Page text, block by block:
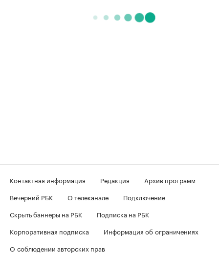
Контактная информация Редакция
Архив программ
Вечерний РБК
О телеканале
Подключение
Скрыть баннеры на РБК
Подписка на РБК
Корпоративная подписка
Информация об ограничениях
О соблюдении авторских прав